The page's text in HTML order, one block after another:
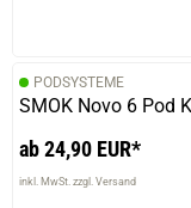
PODSYSTEME
SMOK Novo 6 Pod
ab 24,90 EUR*
inkl. MwSt. zzgl. Versand